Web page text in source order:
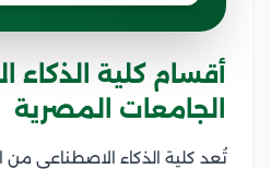
أقسام كلية
الجامعات المصرية
تُعد كلية الذكاء الاصطناعي من